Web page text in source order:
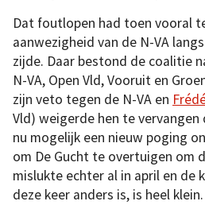
Dat foutlopen had toen vooral
aanwezigheid van de N-VA
zijde. Daar bestond de coalitie
N-VA, Open Vld, Vooruit en
zijn veto tegen de N-VA en
Vld) weigerde hen te vervangen
nu mogelijk een nieuw poging
om De Gucht te overtuigen om
mislukte echter al in april en de
deze keer anders is, is heel klein.